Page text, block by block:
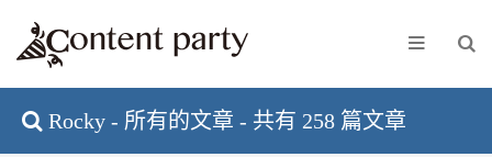
Rocky - 所有的文章 - 共有 258 篇文章